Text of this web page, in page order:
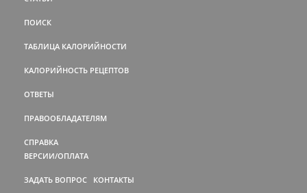
ПОИСК
ТАБЛИЦА КАЛОРИЙНОСТИ
КАЛОРИЙНОСТЬ РЕЦЕПТОВ
ОТВЕТЫ
ПРАВООБЛАДАТЕЛЯМ
СПРАВКА
ВЕРСИИ/ОПЛАТА
ЗАДАТЬ ВОПРОС КОНТАКТЫ